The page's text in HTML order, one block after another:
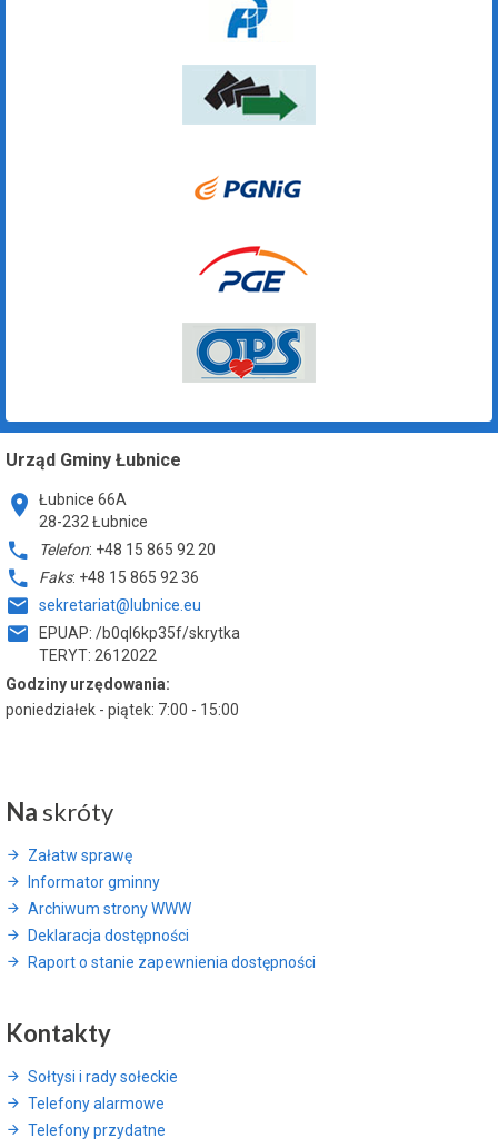
Urząd Gminy Łubnice
Łubnice 66A
28-232 Łubnice
Telefon: +48 15 865 92 20
Faks: +48 15 865 92 36
sekretariat@lubnice.eu
EPUAP: /b0ql6kp35f/skrytka
TERYT: 2612022
Godziny urzędowania:
poniedziałek - piątek: 7:00 - 15:00
Na skróty
Załatw sprawę
Informator gminny
Archiwum strony WWW
Deklaracja dostępności
Raport o stanie zapewnienia dostępności
Kontakty
Sołtysi i rady sołeckie
Telefony alarmowe
Telefony przydatne